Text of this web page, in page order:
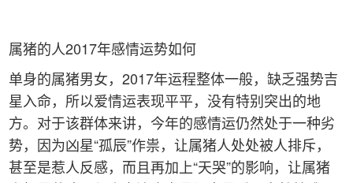
属猪的人2017年感情运势如何
单身的属猪男女，2017年运程整体一般，缺乏强势吉
星入命，所以爱情运表现平平，没有特别突出的地
方。对于该群体来讲，今年的感情运仍然处于一种劣
势，因为凶星“孤辰”作祟，让属猪人处处被人排斥，
甚至是惹人反感，而且再加上“天哭”的影响，让属猪